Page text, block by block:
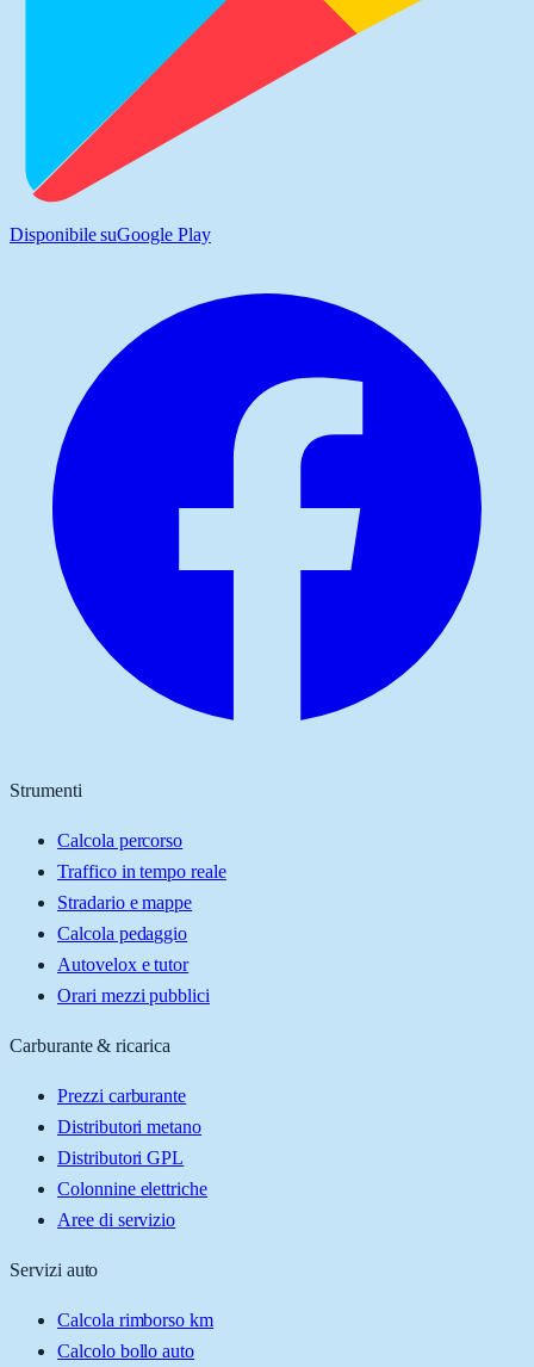
Disponibile suGoogle Play
Strumenti
Calcola percorso
Traffico in tempo reale
Stradario e mappe
Calcola pedaggio
Autovelox e tutor
Orari mezzi pubblici
Carburante & ricarica
Prezzi carburante
Distributori metano
Distributori GPL
Colonnine elettriche
Aree di servizio
Servizi auto
Calcola rimborso km
Calcolo bollo auto